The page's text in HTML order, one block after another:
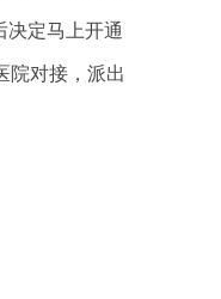
决定马上开通
院对接，派出